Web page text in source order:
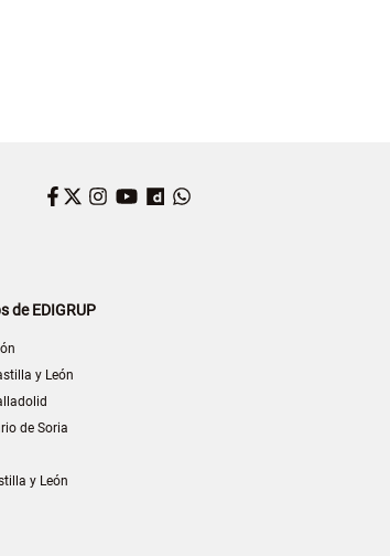
Facebook
Twitter
Instagram
YouTube
Dailymotion
de EDIGRUP
y León
de Soria
y León